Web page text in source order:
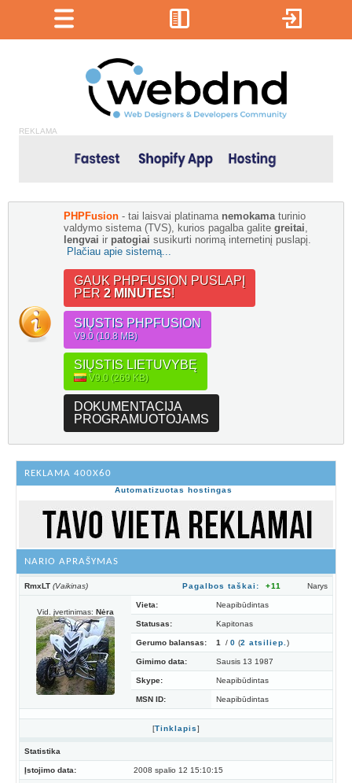
REKLAMA
PHPFusion - tai laisvai platinama nemokama turinio
valdymo sistema (TVS), kurios pagalba galite greitai
lengvai ir patogiai susikurti norimą internetinį puslapį.
Plačiau apie sistemą...
GAUK PHPFUSION PUSLAPĮ
PER 2 MINUTES!
SIŲSTIS PHPFUSION
V9.0 (10.8 MB)
SIŲSTIS LIETUVYBĘ
V9.0 (269 KB)
DOKUMENTACIJA
PROGRAMUOTOJAMS
REKLAMA 400X60
Automatizuotas hostingas
NARIO APRAŠYMAS
RmxLT (Vaikinas) Pagalbos taškai: +11 Narys
Vid. įvertinimas: Nėra
Vieta: Neapibūdintas
Statusas: Kapitonas
Gerumo balansas: 1 / 0 (2 atsiliep. )
Gimimo data: Sausis 13 1987
Skype: Neapibūdintas
MSN ID: Neapibūdintas
[Tinklapis]
Statistika
Įstojimo data: 2008 spalio 12 15:10:15